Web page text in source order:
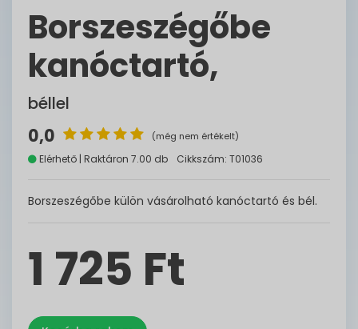
Borszeszégőbe
kanóctartó,
béllel
0,0 (még nem értékelt)
Elérhető | Raktáron 7.00 db Cikkszám: T01036
Borszeszégőbe külön vásárolható kanóctartó és bél.
1 725 Ft